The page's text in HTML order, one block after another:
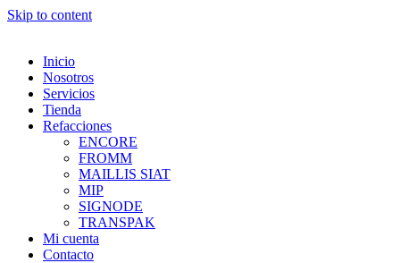
Skip to content
Inicio
Nosotros
Servicios
Tienda
Refacciones
ENCORE
FROMM
MAILLIS SIAT
MIP
SIGNODE
TRANSPAK
Mi cuenta
Contacto